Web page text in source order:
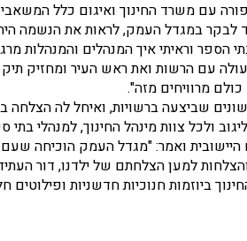
עם משרד החינוך ואיגום כלל
במגדל העמק, לראות את הנשמה
וראיתי איך המנהלים והמנהלות
עם הרשות ואת ראש העיר ומחזיק תיק
מרוויחים מזה".
שביצעה ברשויות, ואיחל לה הצלחה
ולכל צוות מינהל החינוך, למנהלי
ואמר: "מגדל העמק הוכיחה
למען הצלחתם של ילדנו, דור
ביוזמות חנוכיות חדשניות ופילוטים